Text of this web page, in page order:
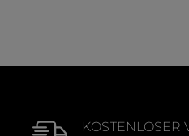
KOSTENLOSER